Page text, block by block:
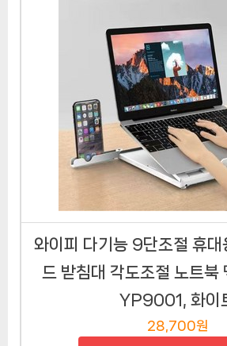
와이피 다기능 9단조절 휴대
드 받침대 각도조절 노트북
YP9001, 화이
28,700원